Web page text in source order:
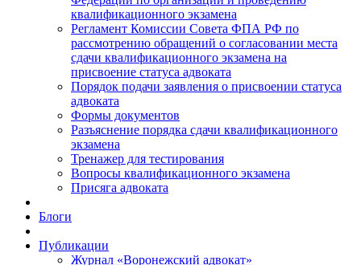
квалификационного экзамена
Регламент Комиссии Совета ФПА РФ по
рассмотрению обращений о согласовании места
сдачи квалификационного экзамена на
присвоение статуса адвоката
Порядок подачи заявления о присвоении статуса
адвоката
Формы документов
Разъяснение порядка сдачи квалификационного
экзамена
Тренажер для тестирования
Вопросы квалификационного экзамена
Присяга адвоката
Блоги
Публикации
Журнал «Воронежский адвокат»